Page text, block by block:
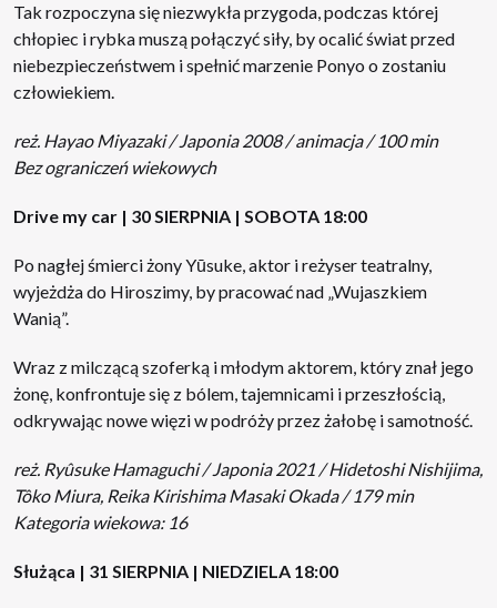
Tak rozpoczyna się niezwykła przygoda, podczas której
chłopiec i rybka muszą połączyć siły, by ocalić świat przed
niebezpieczeństwem i spełnić marzenie Ponyo o zostaniu
człowiekiem.
reż. Hayao Miyazaki / Japonia 2008 / animacja / 100 min
Bez ograniczeń wiekowych
Drive my car | 30 SIERPNIA | SOBOTA 18:00
Po nagłej śmierci żony Yūsuke, aktor i reżyser teatralny,
wyjeżdża do Hiroszimy, by pracować nad „Wujaszkiem
Wanią”.
Wraz z milczącą szoferką i młodym aktorem, który znał jego
żonę, konfrontuje się z bólem, tajemnicami i przeszłością,
odkrywając nowe więzi w podróży przez żałobę i samotność.
reż. Ryûsuke Hamaguchi / Japonia 2021 / Hidetoshi Nishijima,
Tôko Miura, Reika Kirishima Masaki Okada / 179 min
Kategoria wiekowa: 16
Służąca | 31 SIERPNIA | NIEDZIELA 18:00